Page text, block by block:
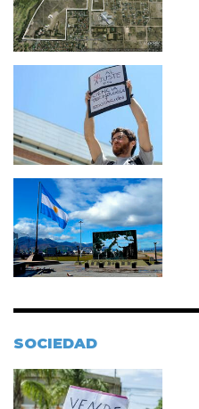
Imagen
SOCIEDAD
Imagen